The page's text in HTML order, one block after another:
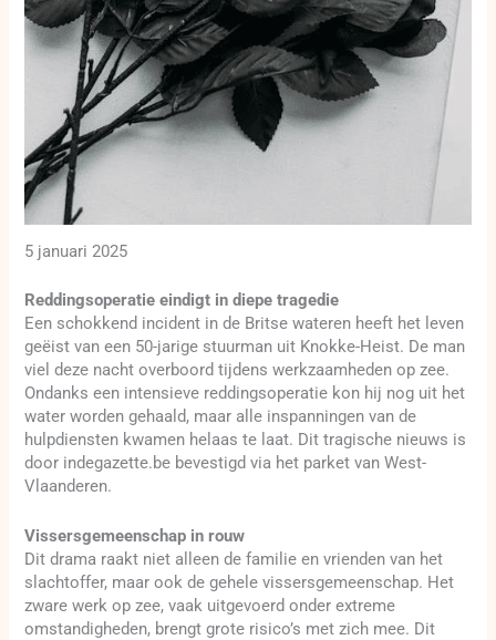
5 januari 2025
Reddingsoperatie eindigt in diepe tragedie
Een schokkend incident in de Britse wateren heeft het leven
geëist van een 50-jarige stuurman uit Knokke-Heist. De man
viel deze nacht overboord tijdens werkzaamheden op zee.
Ondanks een intensieve reddingsoperatie kon hij nog uit het
water worden gehaald, maar alle inspanningen van de
hulpdiensten kwamen helaas te laat. Dit tragische nieuws is
door indegazette.be bevestigd via het parket van West-
Vlaanderen.
Vissersgemeenschap in rouw
Dit drama raakt niet alleen de familie en vrienden van het
slachtoffer, maar ook de gehele vissersgemeenschap. Het
zware werk op zee, vaak uitgevoerd onder extreme
omstandigheden, brengt grote risico’s met zich mee. Dit